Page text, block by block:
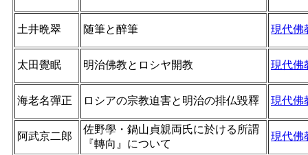
土井晩翠 随筆と醉筆 現代佛
太田覺眠 明治佛教とロシヤ開教 現代佛
海老名彈正 ロシアの宗教迫害と明治の排仏毀釋 現代佛
阿武京二郎
佐野學・鍋山貞親両氏に於ける所謂
『轉向』について
現代佛